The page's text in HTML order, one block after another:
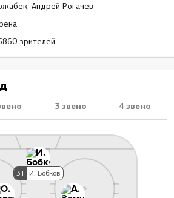
Андрей Рогачёв
зрителей
3 звено 4 звено
31 И. Бобков